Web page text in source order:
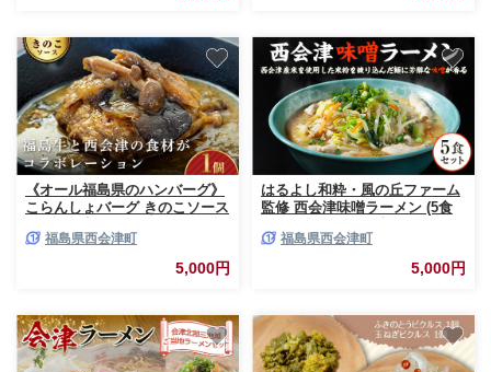
《オール福島県のハンバーグ》
こらんしょバーグ きのこソース
お弁当 レトルト 常温保存 保存
食 備蓄 防災 非常食 食品 F4D-
福島県西会津町
5,000円
はるよし和粋・風の丘ファーム
監修 西会津味噌ラーメン (5食
みそ味 拉麺 セット 風の丘ファ
ーム 麺類 麺 食品 F4D-0223
福島県西会津町
5,000円